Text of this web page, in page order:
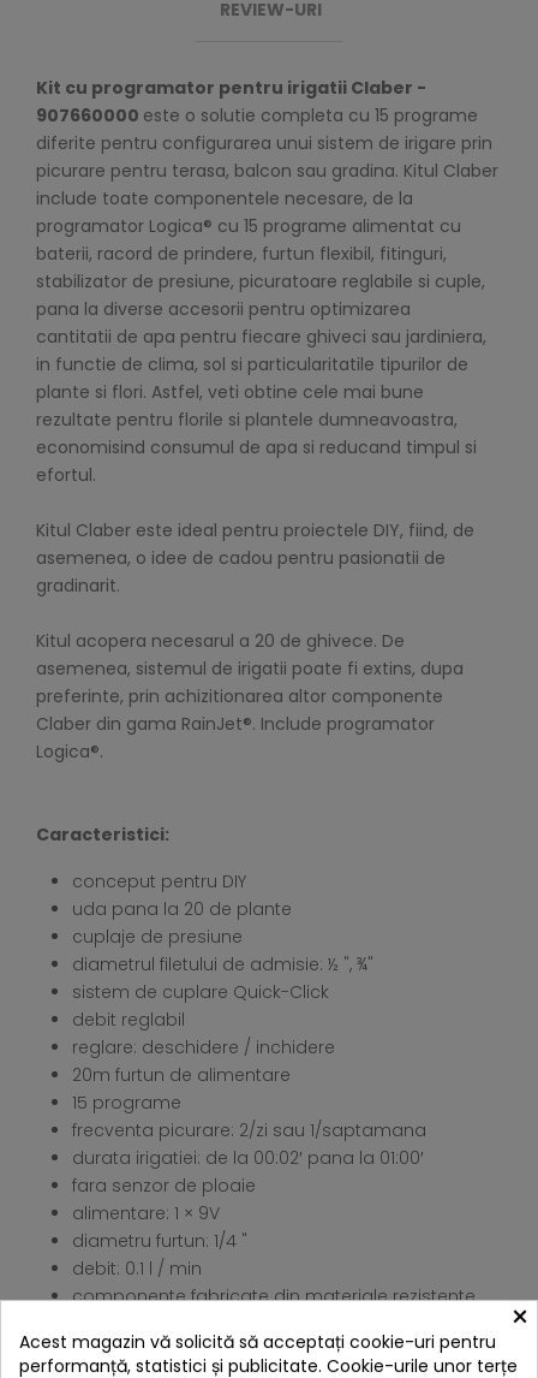
REVIEW-URI
Kit cu programator pentru irigatii Claber -
907660000 este o solutie completa cu 15 programe
diferite pentru configurarea unui sistem de irigare prin
picurare pentru terasa, balcon sau gradina. Kitul Claber
include toate componentele necesare, de la
programator Logica® cu 15 programe alimentat cu
baterii, racord de prindere, furtun flexibil, fitinguri,
stabilizator de presiune, picuratoare reglabile si cuple,
pana la diverse accesorii pentru optimizarea
cantitatii de apa pentru fiecare ghiveci sau jardiniera,
in functie de clima, sol si particularitatile tipurilor de
plante si flori. Astfel, veti obtine cele mai bune
rezultate pentru florile si plantele dumneavoastra,
economisind consumul de apa si reducand timpul si
efortul.
Kitul Claber este ideal pentru proiectele DIY, fiind, de
asemenea, o idee de cadou pentru pasionatii de
gradinarit.
Kitul acopera necesarul a 20 de ghivece. De
asemenea, sistemul de irigatii poate fi extins, dupa
preferinte, prin achizitionarea altor componente
Claber din gama RainJet®. Include programator
Logica®.
Caracteristici:
conceput pentru DIY
uda pana la 20 de plante
cuplaje de presiune
diametrul filetului de admisie: ½ ", ¾"
sistem de cuplare Quick-Click
debit reglabil
reglare: deschidere / inchidere
20m furtun de alimentare
15 programe
frecventa picurare: 2/zi sau 1/saptamana
durata irigatiei: de la 00:02′ pana la 01:00′
fara senzor de ploaie
alimentare: 1 × 9V
diametru furtun: 1/4 "
debit: 0.1 l / min
componente fabricate din materiale rezistente
×
Acest magazin vă solicită să acceptați cookie-uri pentru
performanță, statistici și publicitate. Cookie-urile unor terțe